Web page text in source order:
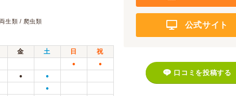
生類 / 爬虫類
金 土 日
祝
● ●
● ●
●
公式サイト
口コミを投稿する